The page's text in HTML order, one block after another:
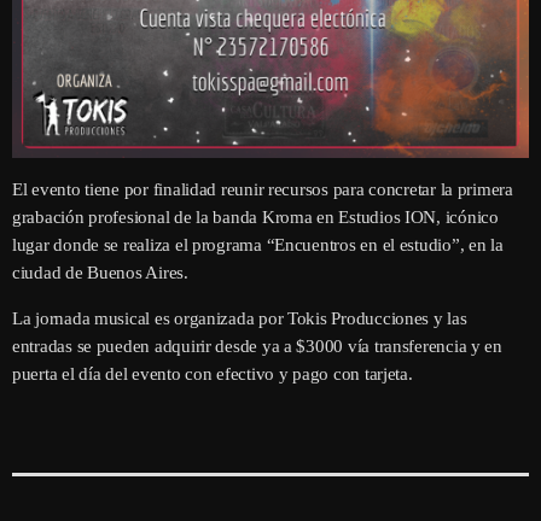
El evento tiene por finalidad reunir recursos para concretar la primera
grabación profesional de la banda Kroma en Estudios ION, icónico
lugar donde se realiza el programa “Encuentros en el estudio”, en la
ciudad de Buenos Aires.
La jornada musical es organizada por Tokis Producciones y las
entradas se pueden adquirir desde ya a $3000 vía transferencia y en
puerta el día del evento con efectivo y pago con tarjeta.